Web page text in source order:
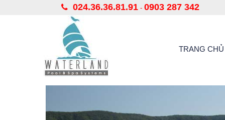
024.36.36.81.91 - 0903 287 342
TRANG CHỦ